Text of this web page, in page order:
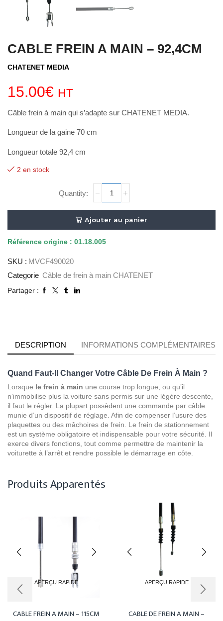
CABLE FREIN A MAIN – 92,4CM
CHATENET MEDIA
15.00€ HT
Câble frein à main qui s’adapte sur CHATENET MEDIA.
Longueur de la gaine 70 cm
Longueur totale 92,4 cm
2 en stock
quantité
CABLE
FREIN
A
MAIN
Ajouter au panier
Référence origine : 01.18.005
SKU : MVCF490020
Categorie Câble de frein à main CHATENET
Partager :
DESCRIPTION INFORMATIONS COMPLÉMENTAIRES
Quand Faut-Il Changer Votre Câble De Frein À Main ?
Lorsque le frein à main une course trop longue, ou qu’il
n’immobilise plus la voiture sans permis sur une légère descente,
il faut le régler. La plupart possèdent une commande par câble
munie d’un dispositif de réglage. Afin de compenser l’usure des
plaquettes ou des mâchoires de frein. Le frein de stationnement
est un système obligatoire et indispensable pour votre sécurité. Il
exerce divers fonctions, tout comme permettre de maintenir la
voiturette à l’arrêt et rendre possible le démarrage en côte.
Produits Apparentés
APERÇU RAPIDE
CABLE FREIN A MAIN – 115CM
APERÇU RAPIDE
CABLE DE FREIN A MAIN –